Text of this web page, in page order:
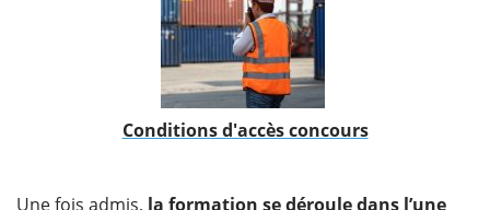
Conditions d'accès concours
Une fois admis, la formation se déroule dans l’une